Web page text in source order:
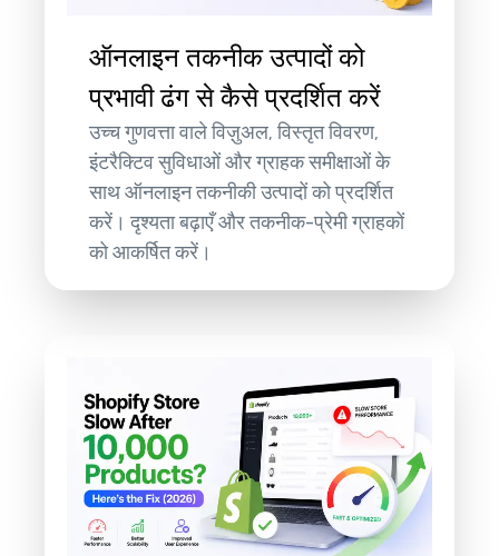
ऑनलाइन तकनीक उत्पादों को
प्रभावी ढंग से कैसे प्रदर्शित करें
उच्च गुणवत्ता वाले विज़ुअल, विस्तृत विवरण,
इंटरैक्टिव सुविधाओं और ग्राहक समीक्षाओं के
साथ ऑनलाइन तकनीकी उत्पादों को प्रदर्शित
करें। दृश्यता बढ़ाएँ और तकनीक-प्रेमी ग्राहकों
को आकर्षित करें।